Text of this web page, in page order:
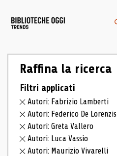
Raffina la ricerca
Filtri applicati
Autori: Fabrizio Lamberti
Autori: Federico De Lorenzis
Autori: Greta Vallero
Autori: Luca Vassio
Autori: Maurizio Vivarelli